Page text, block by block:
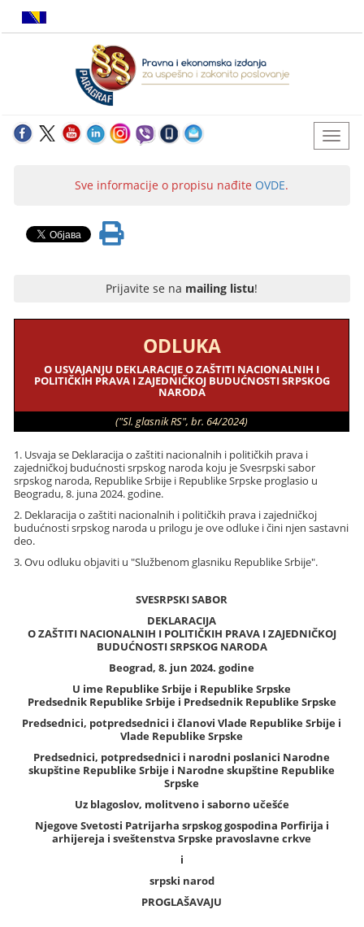
Sve informacije o propisu nađite OVDE.
Prijavite se na mailing listu!
ODLUKA
O USVAJANJU DEKLARACIJE O ZAŠTITI NACIONALNIH I
POLITIČKIH PRAVA I ZAJEDNIČKOJ BUDUĆNOSTI SRPSKOG
NARODA
("Sl. glasnik RS", br. 64/2024)
1. Usvaja se Deklaracija o zaštiti nacionalnih i političkih prava i
zajedničkoj budućnosti srpskog naroda koju je Svesrpski sabor
srpskog naroda, Republike Srbije i Republike Srpske proglasio u
Beogradu, 8. juna 2024. godine.
2. Deklaracija o zaštiti nacionalnih i političkih prava i zajedničkoj
budućnosti srpskog naroda u prilogu je ove odluke i čini njen sastavni
deo.
3. Ovu odluku objaviti u "Službenom glasniku Republike Srbije".
SVESRPSKI SABOR
DEKLARACIJA
O ZAŠTITI NACIONALNIH I POLITIČKIH PRAVA I ZAJEDNIČKOJ
BUDUĆNOSTI SRPSKOG NARODA
Beograd, 8. jun 2024. godine
U ime Republike Srbije i Republike Srpske
Predsednik Republike Srbije i Predsednik Republike Srpske
Predsednici, potpredsednici i članovi Vlade Republike Srbije i
Vlade Republike Srpske
Predsednici, potpredsednici i narodni poslanici Narodne
skupštine Republike Srbije i Narodne skupštine Republike
Srpske
Uz blagoslov, molitveno i saborno učešće
Njegove Svetosti Patrijarha srpskog gospodina Porfirija i
arhijereja i sveštenstva Srpske pravoslavne crkve
i
srpski narod
PROGLAŠAVAJU